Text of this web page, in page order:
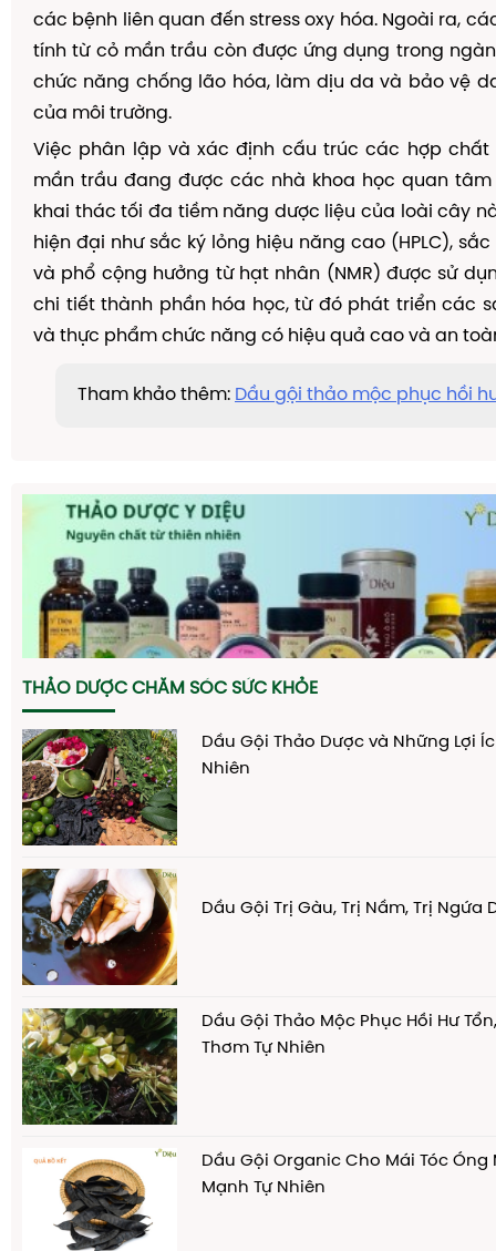
các bệnh liên quan đến stress oxy hóa. Ngoài ra,
tính từ cỏ mần trầu còn được ứng dụng trong
chức năng chống lão hóa, làm dịu da và bảo vệ
của môi trường.
Việc phân lập và xác định cấu trúc các hợp chất
mần trầu đang được các nhà khoa học quan tâm
khai thác tối đa tiềm năng dược liệu của loài cây
hiện đại như sắc ký lỏng hiệu năng cao (HPLC), sắc
và phổ cộng hưởng từ hạt nhân (NMR) được sử
chi tiết thành phần hóa học, từ đó phát triển các
và thực phẩm chức năng có hiệu quả cao và an
Tham khảo thêm: Dầu gội thảo mộc phục hồi
THẢO DƯỢC CHĂM SÓC SỨC KHỎE
Dầu Gội Thảo Dược và Những Lợi
Nhiên
Dầu Gội Trị Gàu, Trị Nầm, Trị Ngứa
Dầu Gội Thảo Mộc Phục Hồi Hư
Thơm Tự Nhiên
Dầu Gội Organic Cho Mái Tóc Óng
Mạnh Tự Nhiên